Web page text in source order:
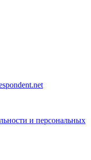
и персональных